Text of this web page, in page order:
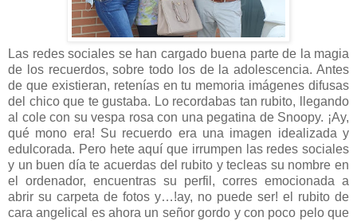
Las redes sociales se han cargado buena parte de la magia
de los recuerdos, sobre todo los de la adolescencia. Antes
de que existieran, retenías en tu memoria imágenes difusas
del chico que te gustaba. Lo recordabas tan rubito, llegando
al cole con su vespa rosa con una pegatina de Snoopy. ¡Ay,
qué mono era! Su recuerdo era una imagen idealizada y
edulcorada. Pero hete aquí que irrumpen las redes sociales
y un buen día te acuerdas del rubito y tecleas su nombre en
el ordenador, encuentras su perfil, corres emocionada a
abrir su carpeta de fotos y…!ay, no puede ser! el rubito de
cara angelical es ahora un señor gordo y con poco pelo que